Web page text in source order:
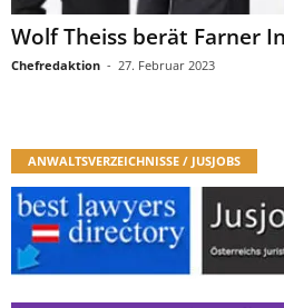
Wolf Theiss berät Farner
Chefredaktion - 27. Februar 2023
ANWALTSVERZEICHNISSE / JUSJOBS